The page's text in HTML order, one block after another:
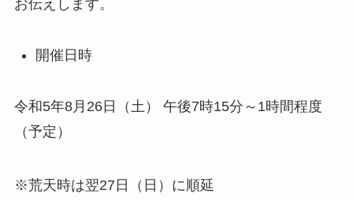
お伝えします。
開催日時
令和5年8月26日（土） 午後7時15分～1時間程度
（予定）
※荒天時は翌27日（日）に順延